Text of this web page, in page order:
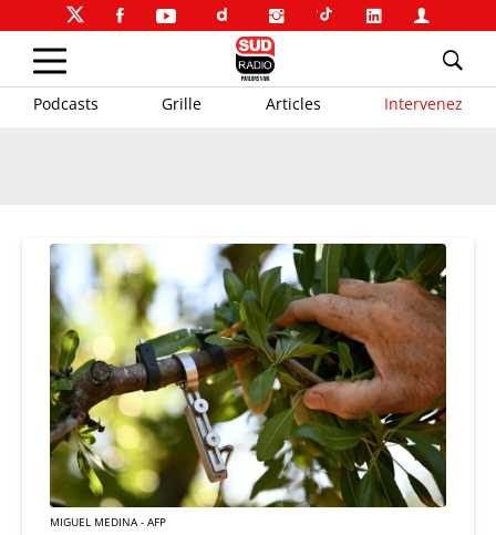
Podcasts Grille Articles Intervenez
MIGUEL MEDINA - AFP